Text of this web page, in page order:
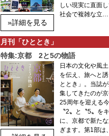
»詳細を見る
しい現実に直面
社会で複雑な立…
月刊「ひととき」
特集:京都 2と5の物語
日本の文化や風
を伝え、旅へと
ととき」。当誌
集してきたのが
25周年を迎える今
〝2〟と〝5〟を
に、京都で新た
ぎます。第1部は